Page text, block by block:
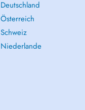
Deutschland
Österreich
Schweiz
Niederlande